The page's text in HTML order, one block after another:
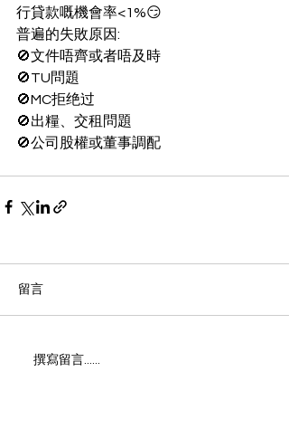
行貸款嘅機會率<1%😏
普遍的失敗原因:
🚫文件唔齊或者唔及時
🚫TU問題
🚫MC拒绝过
🚫出糧、交租問題
🚫公司股權或董事調配
留言
撰寫留言......